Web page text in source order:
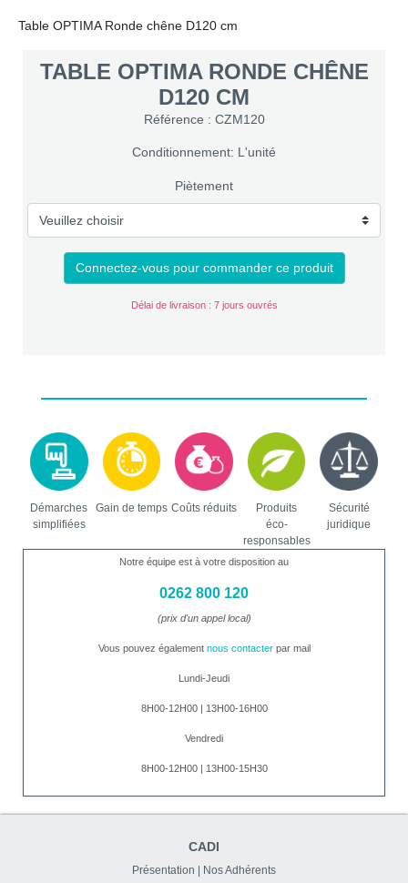
Table OPTIMA Ronde chêne D120 cm
TABLE OPTIMA RONDE CHÊNE
D120 CM
Référence : CZM120
Conditionnement: L'unité
Piètement
Connectez-vous pour commander ce produit
Délai de livraison : 7 jours ouvrés
Démarches
simplifiées
Gain de temps Coûts réduits
Produits
éco-
responsables
Sécurité
juridique
Notre équipe est à votre disposition au
0262 800 120
(prix d'un appel local)
Vous pouvez également nous contacterpar mail
Lundi-Jeudi
8H00-12H00 | 13H00-16H00
Vendredi
8H00-12H00 | 13H00-15H30
CADI
Présentation | Nos Adhérents